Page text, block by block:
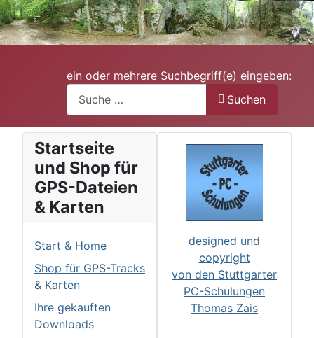
ein oder mehrere Suchbegriff(e) eingeben:
Suchen
Startseite
und Shop für
GPS-Dateien
& Karten
Start & Home
Shop für GPS-Tracks
& Karten
Ihre gekauften
Downloads
designed und
copyright
von den Stuttgarter
PC-Schulungen
Thomas Zais